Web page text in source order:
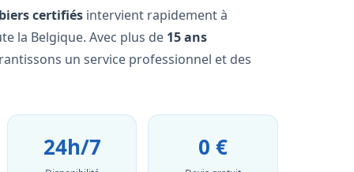
certifiés intervient rapidement à
la Belgique. Avec plus de 15 ans
un service professionnel et des
24h/7 0 €